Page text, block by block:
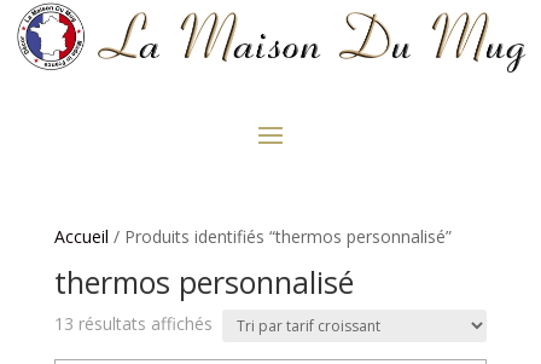
Accueil / Produits identifiés “thermos personnalisé”
thermos personnalisé
13 résultats affichésTrié